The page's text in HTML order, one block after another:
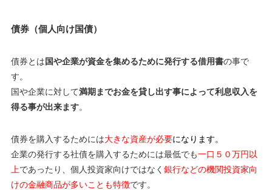
債券（個人向け国債）
債券とは国や企業が資金を集めるために発行する借用書の事で
す。
国や企業に対して満期までお金を貸し出す事によって利息収入を
得る事が出来ます。
債券を購入するためには大きな資産が必要になります。
企業の発行する社債を購入するためには最低でも一口５０万円以
上であったり、個人投資家向けではなく 銀行などの機関投資家向
けの金融商品が多いことも特徴です。